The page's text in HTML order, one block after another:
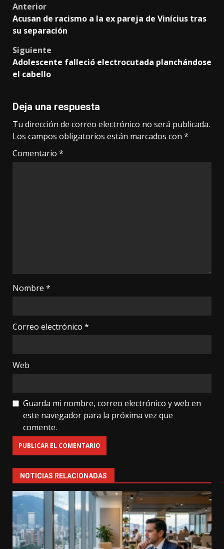
Post
navigation
Anterior
Acusan de racismo a la ex pareja de Vinícius tras
su separación
Siguiente
Adolescente falleció electrocutada planchándose
el cabello
Deja una respuesta
Tu dirección de correo electrónico no será publicada.
Los campos obligatorios están marcados con *
Comentario *
Nombre *
Correo electrónico *
Web
Guarda mi nombre, correo electrónico y web en
este navegador para la próxima vez que
comente.
NOTICIAS RELACIONADAS